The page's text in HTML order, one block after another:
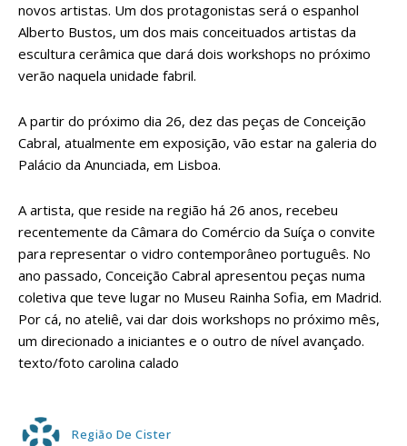
novos artistas. Um dos protagonistas será o espanhol
Alberto Bustos, um dos mais conceituados artistas da
escultura cerâmica que dará dois workshops no próximo
verão naquela unidade fabril.
A partir do próximo dia 26, dez das peças de Conceição
Cabral, atualmente em exposição, vão estar na galeria do
Palácio da Anunciada, em Lisboa.
A artista, que reside na região há 26 anos, recebeu
recentemente da Câmara do Comércio da Suíça o convite
para representar o vidro contemporâneo português. No
ano passado, Conceição Cabral apresentou peças numa
coletiva que teve lugar no Museu Rainha Sofia, em Madrid.
Por cá, no ateliê, vai dar dois workshops no próximo mês,
um direcionado a iniciantes e o outro de nível avançado.
texto/foto carolina calado
Região De Cister